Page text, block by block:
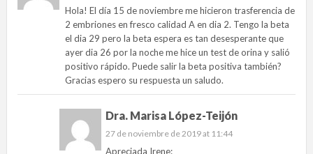
Hola! El día 15 de noviembre me hicieron trasferencia de
2 embriones en fresco calidad A en dia 2. Tengo la beta
el dia 29 pero la beta espera es tan desesperante que
ayer dia 26 por la noche me hice un test de orina y salió
positivo rápido. Puede salir la beta positiva también?
Gracias espero su respuesta un saludo.
Dra. Marisa López-Teijón
27 de noviembre de 2019 at 11:44
Apreciada Irene: